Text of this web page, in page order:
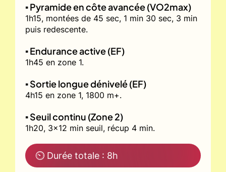
▪️ Pyramide en côte avancée (VO2max)
1h15, montées de 45 sec, 1 min 30 sec, 3 min
puis redescente.
▪️ Endurance active (EF)
1h45 en zone 1.
▪️ Sortie longue dénivelé (EF)
4h15 en zone 1, 1800 m+.
▪️ Seuil continu (Zone 2)
1h20, 3x12 min seuil, récup 4 min.
⏲ Durée totale : 8h